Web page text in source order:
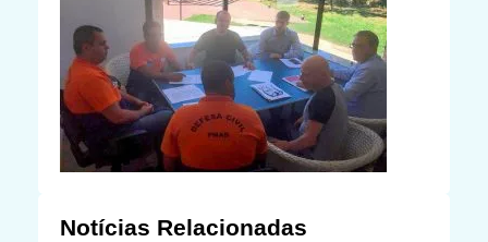
Notícias Relacionadas